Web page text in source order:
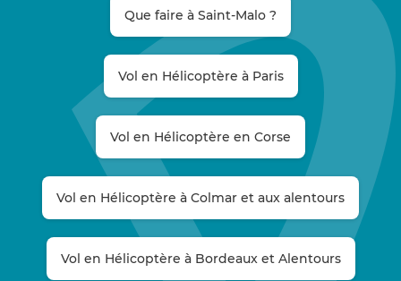
Que faire à Saint-Malo ?
Vol en Hélicoptère à Paris
Vol en Hélicoptère en Corse
Vol en Hélicoptère à Colmar et aux alentours
Vol en Hélicoptère à Bordeaux et Alentours